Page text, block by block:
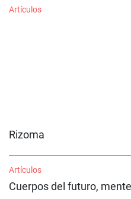
Artículos
Rizoma
Artículos
Cuerpos del futuro,